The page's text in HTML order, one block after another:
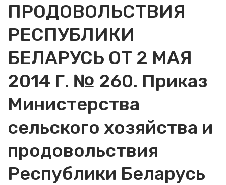
ПРОДОВОЛЬСТВИЯ
РЕСПУБЛИКИ
БЕЛАРУСЬ ОТ 2 МАЯ
2014 Г. № 260. Приказ
Министерства
сельского хозяйства и
продовольствия
Республики Беларусь